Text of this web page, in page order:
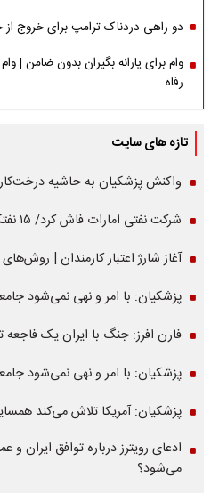
دو راهی دردناک ترامپ برای خروج از
رفاه
تازه های سایت
واکنش پزشکیان به حاشیه
شرکت نفتی امارات فاش کرد/ ۱۵ نفتکش‌مان منفجر شد
آغاز شارژ اعتبار کارمندان |
پزشکیان: با امر و نهی نمی‌شود
فارن افرز: جنگ با ایران یک فاجعه
پزشکیان: با امر و نهی نمی‌شود
پزشکیان: آمریکا تلاش می‌کند
ادعای رویترز درباره توافق ایران
می‌شود؟